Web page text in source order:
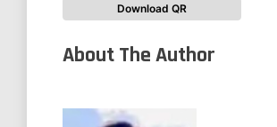
Download QR
About The Author